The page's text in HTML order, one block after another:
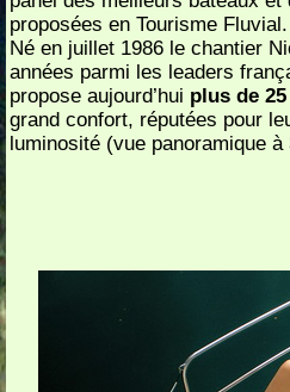
proposées en Tourisme Fluvial.
Né en juillet 1986 le chantier
années parmi les leaders
propose aujourd’hui plus de
grand confort, réputées pour
luminosité (vue panoramique